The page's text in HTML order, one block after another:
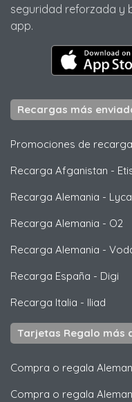
seguridad reforzada y
app.
Recargas más
Promociones de
Recarga Afganistan -
Recarga Alemania - Lyca
Recarga Alemania - O2
Recarga Alemania -
Recarga España - Digi
Recarga Italia - Iliad
Tarjetas Regalo más
Compra o regala
Compra o regala